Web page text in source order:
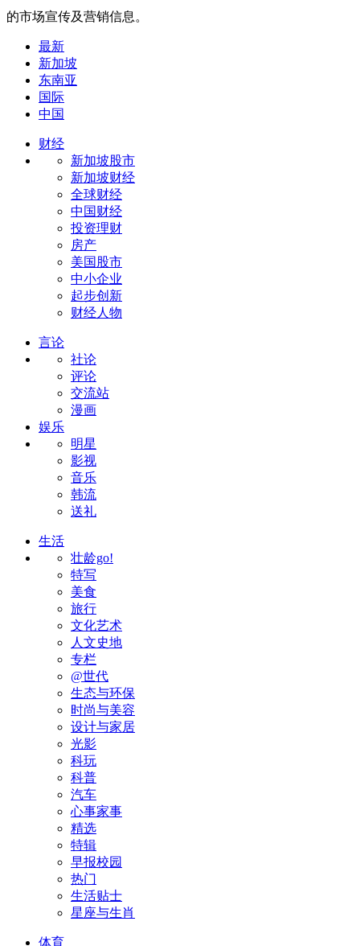
的市场宣传及营销信息。
最新
新加坡
东南亚
国际
中国
财经
新加坡股市
新加坡财经
全球财经
中国财经
投资理财
房产
美国股市
中小企业
起步创新
财经人物
言论
社论
评论
交流站
漫画
娱乐
明星
影视
音乐
韩流
送礼
生活
壮龄go!
特写
美食
旅行
文化艺术
人文史地
专栏
@世代
生态与环保
时尚与美容
设计与家居
光影
科玩
科普
汽车
心事家事
精选
特辑
早报校园
热门
生活贴士
星座与生肖
体育